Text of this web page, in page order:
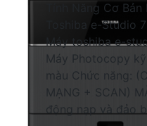
Tính Năng Cơ
Toshiba e-Studio
Máy toshiba e-
Máy Photocopy
màu Chức năng:
MẠNG + SCAN)
động nạp và đảo